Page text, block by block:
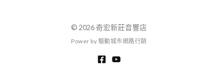
© 2026 奇宏新莊音響店
Power by 驅動城市網路行銷